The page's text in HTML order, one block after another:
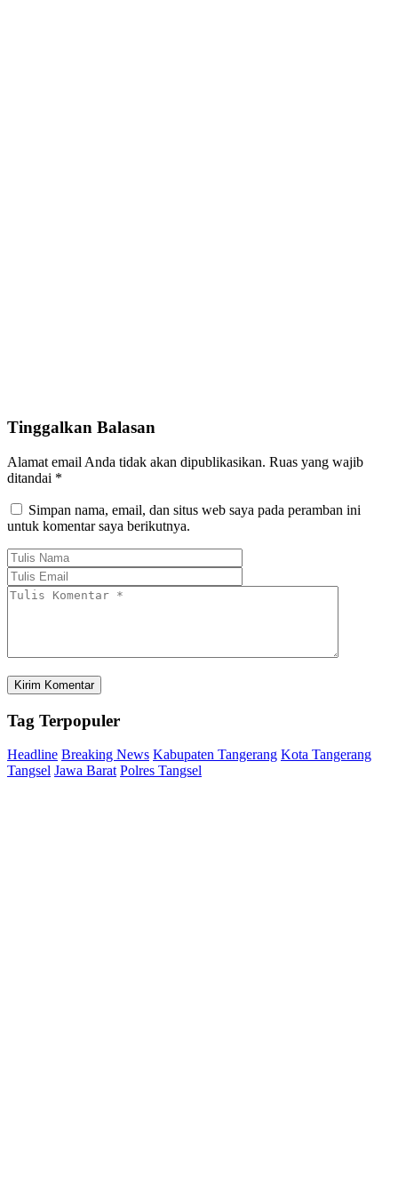
Tinggalkan Balasan
Alamat email Anda tidak akan dipublikasikan. Ruas yang wajib
ditandai *
Simpan nama, email, dan situs web saya pada peramban ini
untuk komentar saya berikutnya.
Tag Terpopuler
Headline Breaking News Kabupaten Tangerang Kota Tangerang
Tangsel Jawa Barat Polres Tangsel